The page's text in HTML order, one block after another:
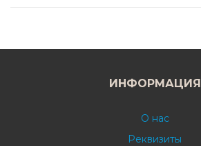
ИНФОРМАЦИЯ
О нас
Реквизиты